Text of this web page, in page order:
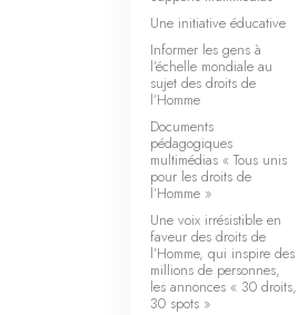
Une initiative éducative
Informer les gens à
l’échelle mondiale au
sujet des droits de
l’Homme
Documents
pédagogiques
multimédias « Tous unis
pour les droits de
l’Homme »
Une voix irrésistible en
faveur des droits de
l’Homme, qui inspire des
millions de personnes,
les annonces « 30 droits,
30 spots »